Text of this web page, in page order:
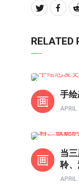
RELATED
手
APRIL
当
聆
APRIL